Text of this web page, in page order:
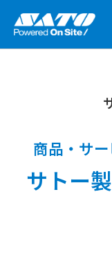
商品・サ
サトー